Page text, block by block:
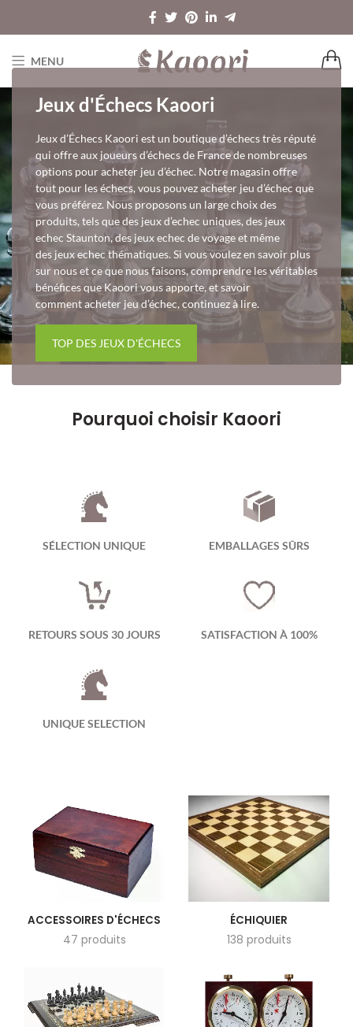
MENU
Jeux d'Échecs Kaoori
Jeux d’Échecs Kaoori est un boutique d’échecs très réputé
qui offre aux joueurs d’échecs de France de nombreuses
options pour acheter jeu d’échec. Notre magasin offre
tout pour les échecs, vous pouvez acheter jeu d’échec que
vous préférez. Nous proposons un large choix des
produits, tels que des jeux d’echec uniques, des jeux
echec Staunton, des jeux echec de voyage et même
des jeux echec thématiques. Si vous voulez en savoir plus
sur nous et ce que nous faisons, comprendre les véritables
bénéfices que Kaoori vous apporte, et savoir
comment acheter jeu d’échec, continuez à lire.
TOP DES JEUX D'ÉCHECS
Pourquoi choisir Kaoori
SÉLECTION UNIQUE EMBALLAGES SÛRS
RETOURS SOUS 30 JOURS SATISFACTION À 100%
UNIQUE SELECTION
ACCESSOIRES D'ÉCHECS
47 produits
ÉCHIQUIER
138 produits